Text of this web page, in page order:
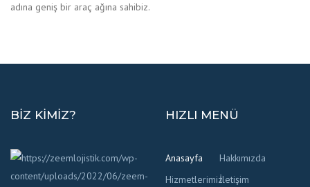
adına geniş bir araç ağına sahibiz.
BIZ KIMIZ? HIZLI MENÜ
Anasayfa
Hakkımızda
Hizmetlerimizİletişim